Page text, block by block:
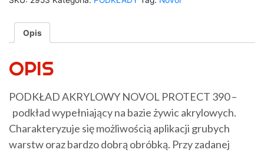
Opis
OPIS
PODKŁAD AKRYLOWY NOVOL PROTECT 390 –
podkład wypełniający na bazie żywic akrylowych.
Charakteryzuje się możliwością aplikacji grubych
warstw oraz bardzo dobrą obróbką. Przy zadanej